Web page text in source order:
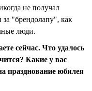
не получал
"брендолапу", как
люди.
сейчас. Что удалось
Какие у вас
празднование юбилея